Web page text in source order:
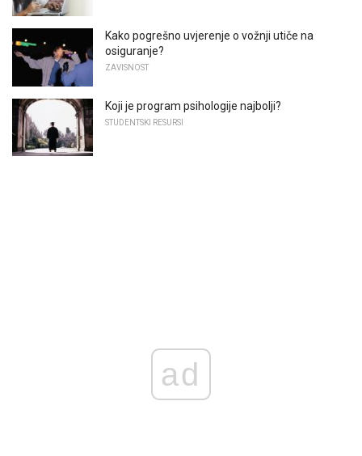
Kako pogrešno uvjerenje o vožnji utiče na
osiguranje?
ZAVISNOST
Koji je program psihologije najbolji?
STUDENTSKI RESURSI
ad